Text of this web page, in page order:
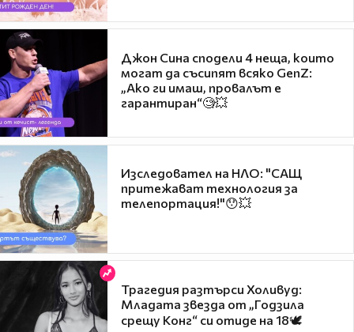
Джон Сина сподели 4 неща, които
могат да съсипят всяко GenZ:
„Ако ги имаш, провалът е
гарантиран“🧐💥
Изследовател на НЛО: "САЩ
притежават технология за
телепортация!"😯💥
Трагедия разтърси Холивуд:
Младата звезда от „Годзила
срещу Конг“ си отиде на 18🕊️